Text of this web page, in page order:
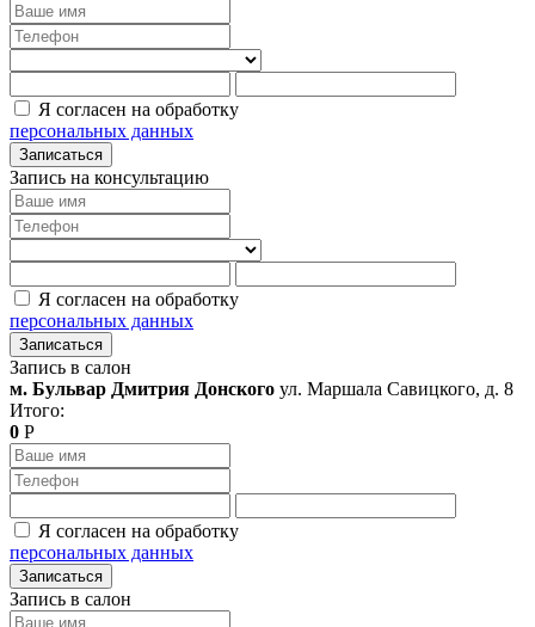
Я согласен на обработку
персональных данных
Записаться
Запись на консультацию
Я согласен на обработку
персональных данных
Записаться
Запись в салон
м. Бульвар Дмитрия Донского ул. Маршала Савицкого, д. 8
Итого:
0 Р
Я согласен на обработку
персональных данных
Записаться
Запись в салон